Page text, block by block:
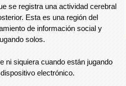
se registra una actividad cerebral
Esta es una región del
de información social y
solos.
ni siquiera cuando están jugando
electrónico.